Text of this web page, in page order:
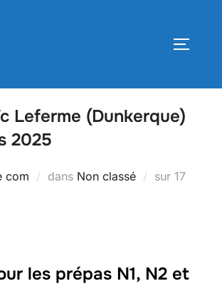
Leferme (Dunkerque)
2025
com dans Non classé sur 17
les prépas N1, N2 et